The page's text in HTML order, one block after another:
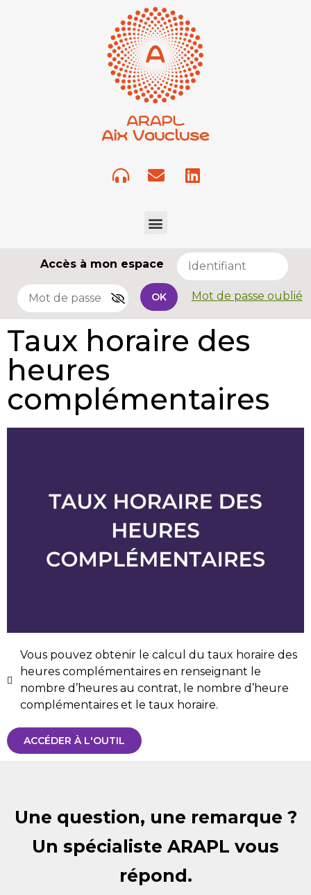
Accès à mon espace
OK Mot de passe oublié
Taux horaire des
heures
complémentaires
Vous pouvez obtenir le calcul du taux horaire des
heures complémentaires en renseignant le
nombre d’heures au contrat, le nombre d’heure
complémentaires et le taux horaire.
ACCÉDER À L'OUTIL
Une question, une remarque ?
Un spécialiste ARAPL vous
répond.